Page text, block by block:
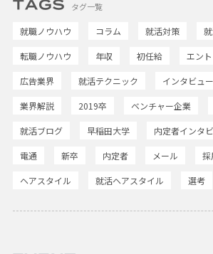
タグ一覧
就職ノウハウ コラム 就活対策
転職ノウハウ 年収 初任給 エン
広告業界 就活テクニック インタビュー
業界解説 2019卒 ベンチャー企業
就活ブログ 早稲田大学 内定者インタ
電通 新卒 内定者 メール 採
ヘアスタイル 就活ヘアスタイル 選考